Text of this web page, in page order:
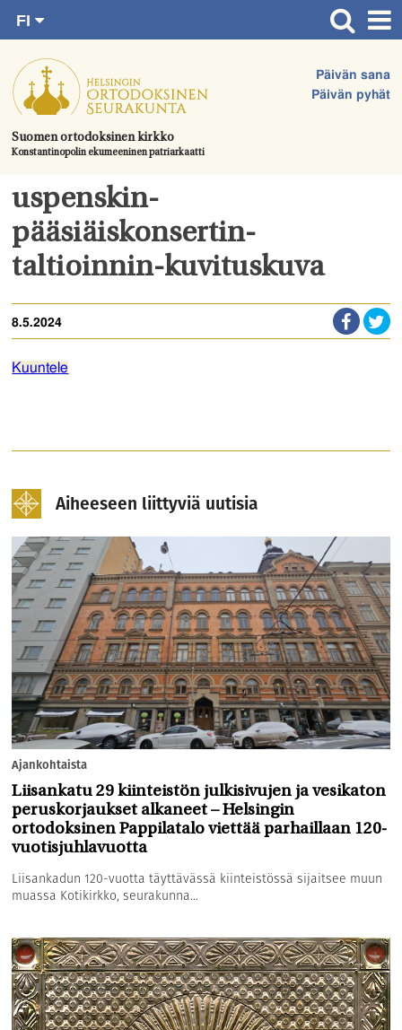
suoraan
sisältöön.
Suomen ortodoksinen kirkko
Konstantinopolin ekumeeninen patriarkaatti
Päivän sana
Päivän pyhät
FI
SV
EN
UA
Etusivu
Ajankohtaista
Juhlat & toimitukset
Kirkot
Apua & tukea
Tule mukaan
Yhteystiedot
uspenskin-
pääsiäiskonsertin-
taltioinnin-kuvituskuva
8.5.2024
Kuuntele
Aiheeseen liittyviä uutisia
Ajankohtaista
Liisankatu 29 kiinteistön julkisivujen ja vesikaton
peruskorjaukset alkaneet – Helsingin
ortodoksinen Pappilatalo viettää parhaillaan 120-
vuotisjuhlavuotta
Liisankadun 120-vuotta täyttävässä kiinteistössä sijaitsee muun
muassa Kotikirkko, seurakunna...